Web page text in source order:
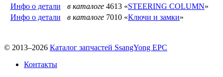
Инфо о детали
в каталоге 4613 «STEERING COLUMN»
Инфо о детали
в каталоге 7010 «Ключи и замки»
© 2013–2026 Каталог запчастей SsangYong EPC
Контакты